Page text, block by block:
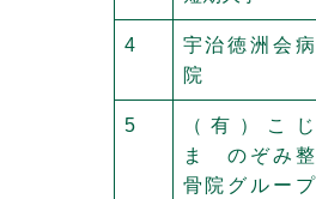
4
宇治徳洲会病
院
5
（有）こじ
ま のぞみ整
骨院グループ